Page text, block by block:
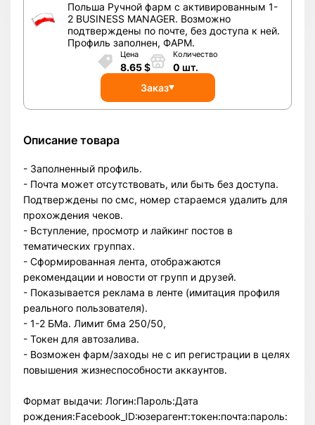
Польша Ручной фарм с активированным 1-
2 BUSINESS MANAGER. Возможно
подтверждены по почте, без доступа к ней.
Профиль заполнен, ФАРМ.
Цена
8.65 $
Количество
0 шт.
Заказ
Описание товара
- Заполненный профиль.
- Почта может отсутствовать, или быть без доступа.
Подтверждены по смс, номер стараемся удалить для
прохождения чеков.
- Вступление, просмотр и лайкинг постов в
тематических группах.
- Сформированная лента, отображаются
рекомендации и новости от групп и друзей.
- Показывается реклама в ленте (имитация профиля
реального пользователя).
- 1-2 БМа. Лимит бма 250/50,
- Токен для автозалива.
- Возможен фарм/заходы не с ип регистрации в целях
повышения жизнеспособности аккаунтов.
Формат выдачи: Логин:Пароль:Дата
рождения:Facebook_ID:юзерагент:токен:почта:пароль: